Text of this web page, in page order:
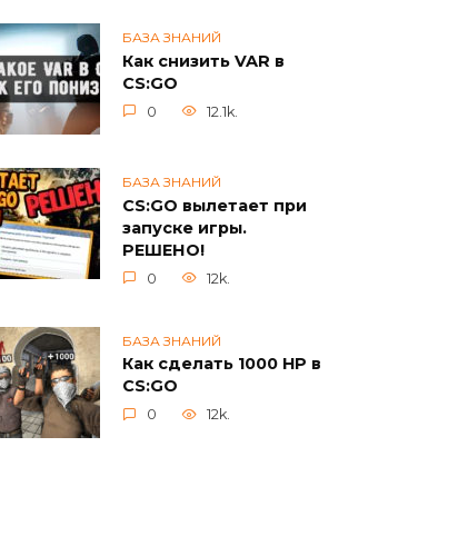
БАЗА ЗНАНИЙ
Как снизить VAR в
CS:GO
0 12.1k.
БАЗА ЗНАНИЙ
CS:GO вылетает при
запуске игры.
РЕШЕНО!
0 12k.
БАЗА ЗНАНИЙ
Как сделать 1000 HP в
CS:GO
0 12k.